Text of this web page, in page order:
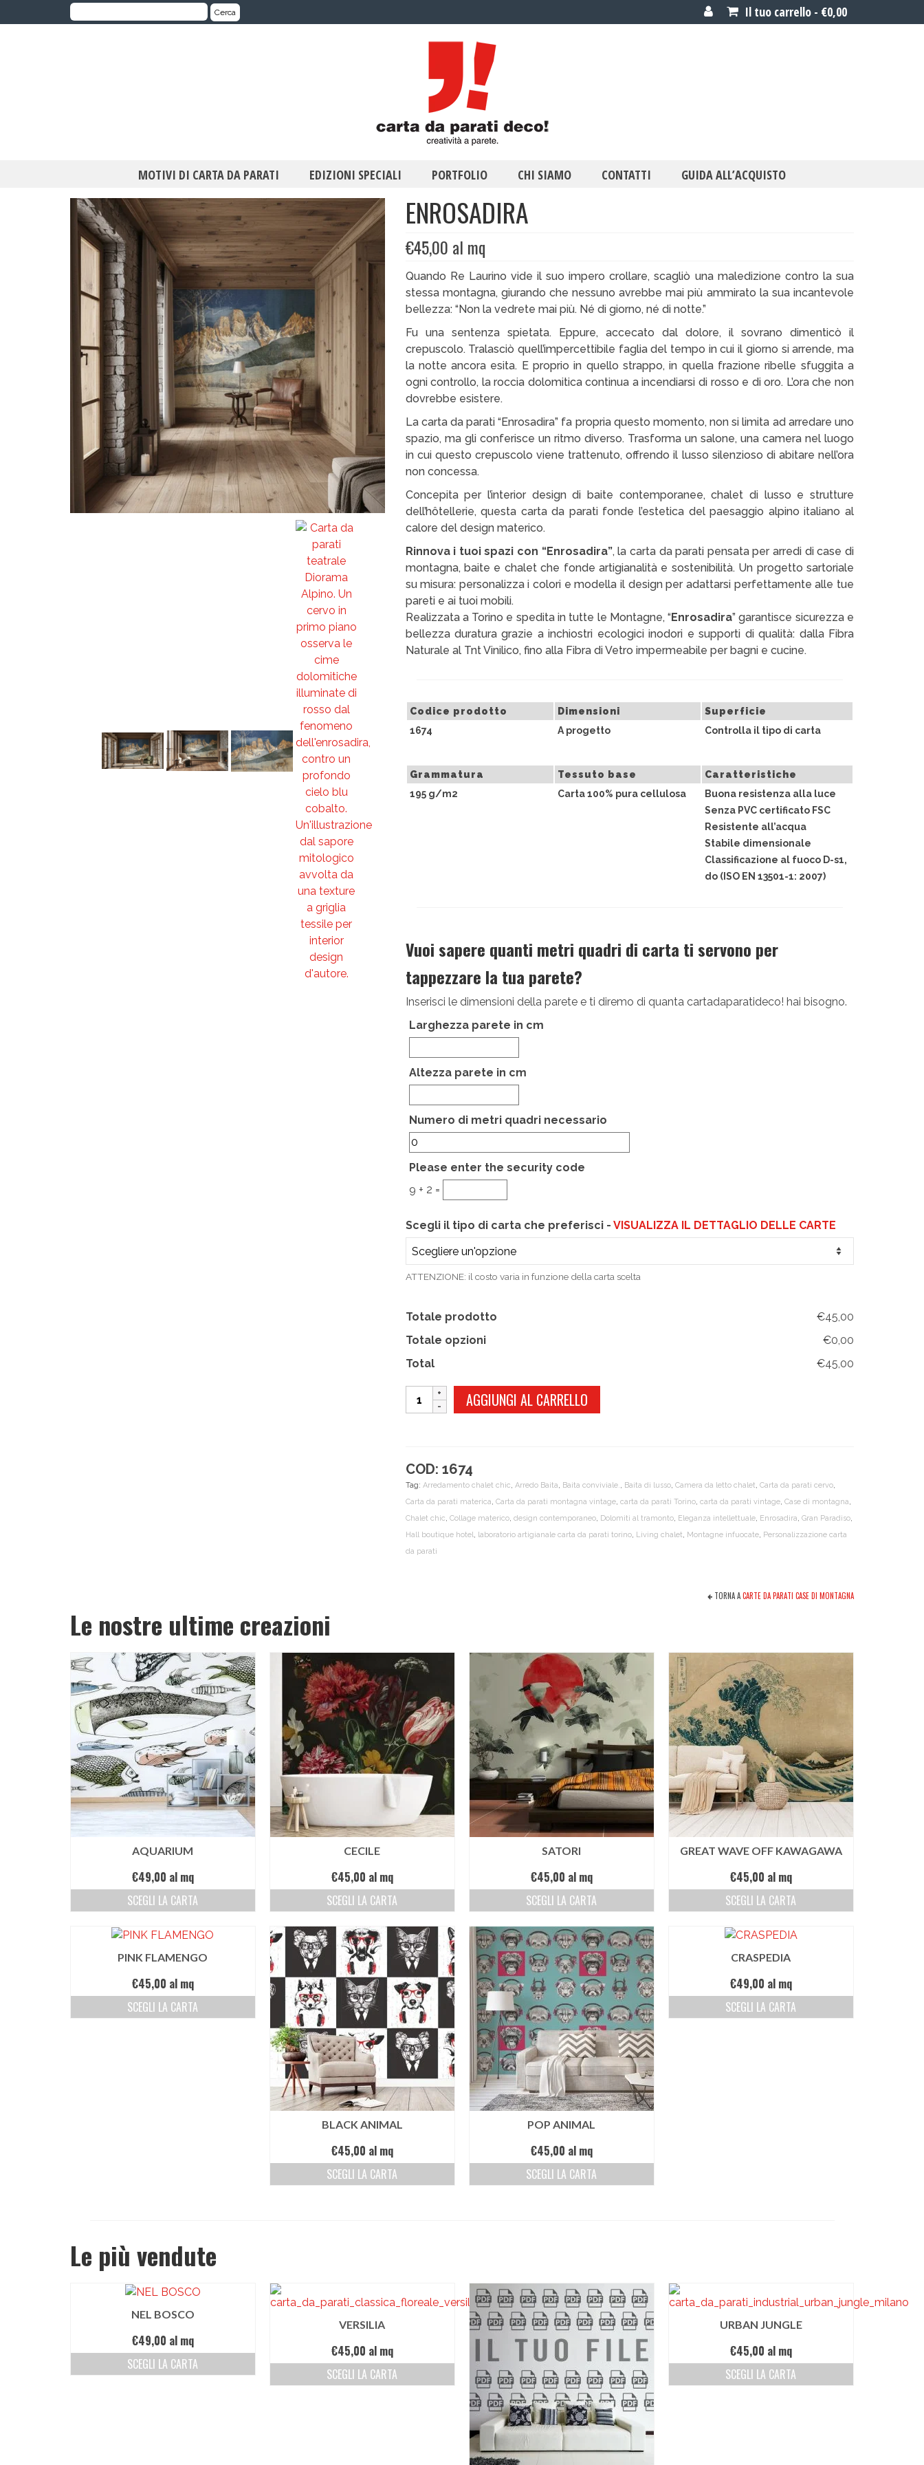
Il tuo carrello - €0,00
Cerca: Cerca
MOTIVI DI CARTA DA PARATI EDIZIONI SPECIALI PORTFOLIO CHI SIAMO CONTATTI GUIDA ALL’ACQUISTO
ENROSADIRA
€45,00 al mq
Quando Re Laurino vide il suo impero crollare, scagliò una maledizione contro la sua
stessa montagna, giurando che nessuno avrebbe mai più ammirato la sua incantevole
bellezza: “Non la vedrete mai più. Né di giorno, né di notte.”
Fu una sentenza spietata. Eppure, accecato dal dolore, il sovrano dimenticò il
crepuscolo. Tralasciò quell’impercettibile faglia del tempo in cui il giorno si arrende, ma
la notte ancora esita. E proprio in quello strappo, in quella frazione ribelle sfuggita a
ogni controllo, la roccia dolomitica continua a incendiarsi di rosso e di oro. L’ora che non
dovrebbe esistere.
La carta da parati “Enrosadira” fa propria questo momento, non si limita ad arredare uno
spazio, ma gli conferisce un ritmo diverso. Trasforma un salone, una camera nel luogo
in cui questo crepuscolo viene trattenuto, offrendo il lusso silenzioso di abitare nell’ora
non concessa.
Concepita per l’interior design di baite contemporanee, chalet di lusso e strutture
dell’hôtellerie, questa carta da parati fonde l’estetica del paesaggio alpino italiano al
calore del design materico.
Rinnova i tuoi spazi con “Enrosadira”, la carta da parati pensata per arredi di case di
montagna, baite e chalet che fonde artigianalità e sostenibilità. Un progetto sartoriale
su misura: personalizza i colori e modella il design per adattarsi perfettamente alle tue
pareti e ai tuoi mobili.
Realizzata a Torino e spedita in tutte le Montagne, “Enrosadira” garantisce sicurezza e
bellezza duratura grazie a inchiostri ecologici inodori e supporti di qualità: dalla Fibra
Naturale al Tnt Vinilico, fino alla Fibra di Vetro impermeabile per bagni e cucine.
Codice prodotto Dimensioni
Superficie
1674
A progetto Controlla il tipo di carta
Grammatura Tessuto base
Caratteristiche
195 g/m2
Carta 100% pura cellulosa
Buona resistenza alla luce
Senza PVC certificato FSC
Resistente all’acqua
Stabile dimensionale
Classificazione al fuoco D-s1,
do (ISO EN 13501-1: 2007)
Vuoi sapere quanti metri quadri di carta ti servono per
tappezzare la tua parete?
Inserisci le dimensioni della parete e ti diremo di quanta cartadaparatideco! hai bisogno.
Larghezza parete in cm
Altezza parete in cm
Hidden
Numero di metri quadri necessario
Please enter the security code
9 + 2 =
Scegli il tipo di carta che preferisci - VISUALIZZA IL DETTAGLIO DELLE CARTE
ATTENZIONE: il costo varia in funzione della carta scelta
Totale prodotto
€45,00
Totale opzioni
€0,00
Total
€45,00
ENROSADIRA
quantità
AGGIUNGI AL CARRELLO
COD: 1674
Tag: Arredamento chalet chic, Arredo Baita, Baita conviviale., Baita di lusso, Camera da letto chalet, Carta da parati cervo,
Carta da parati materica, Carta da parati montagna vintage, carta da parati Torino, carta da parati vintage, Case di montagna,
Chalet chic, Collage materico, design contemporaneo, Dolomiti al tramonto, Eleganza intellettuale, Enrosadira, Gran Paradiso,
Hall boutique hotel, laboratorio artigianale carta da parati torino, Living chalet, Montagne infuocate, Personalizzazione carta
da parati
TORNA ACARTE DA PARATI CASE DI MONTAGNA
Le nostre ultime creazioni
AQUARIUM
€49,00 al mq
SCEGLI LA CARTA
CECILE
€45,00 al mq
SCEGLI LA CARTA
SATORI
€45,00 al mq
SCEGLI LA CARTA
GREAT WAVE OFF KAWAGAWA
€45,00 al mq
SCEGLI LA CARTA
PINK FLAMENGO
€45,00 al mq
SCEGLI LA CARTA
BLACK ANIMAL
€45,00 al mq
SCEGLI LA CARTA
POP ANIMAL
€45,00 al mq
SCEGLI LA CARTA
CRASPEDIA
€49,00 al mq
SCEGLI LA CARTA
Le più vendute
NEL BOSCO
€49,00 al mq
SCEGLI LA CARTA
VERSILIA
€45,00 al mq
SCEGLI LA CARTA
URBAN JUNGLE
€45,00 al mq
SCEGLI LA CARTA